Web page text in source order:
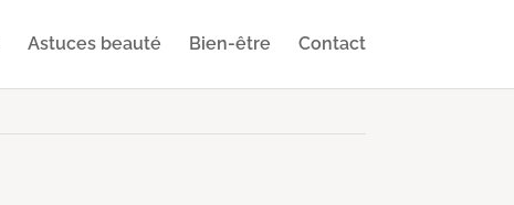
Astuces beauté Bien-être Contact